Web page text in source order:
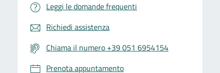
Leggi le domande frequenti
Richiedi assistenza
Chiama il numero +39 051 6954154
Prenota appuntamento